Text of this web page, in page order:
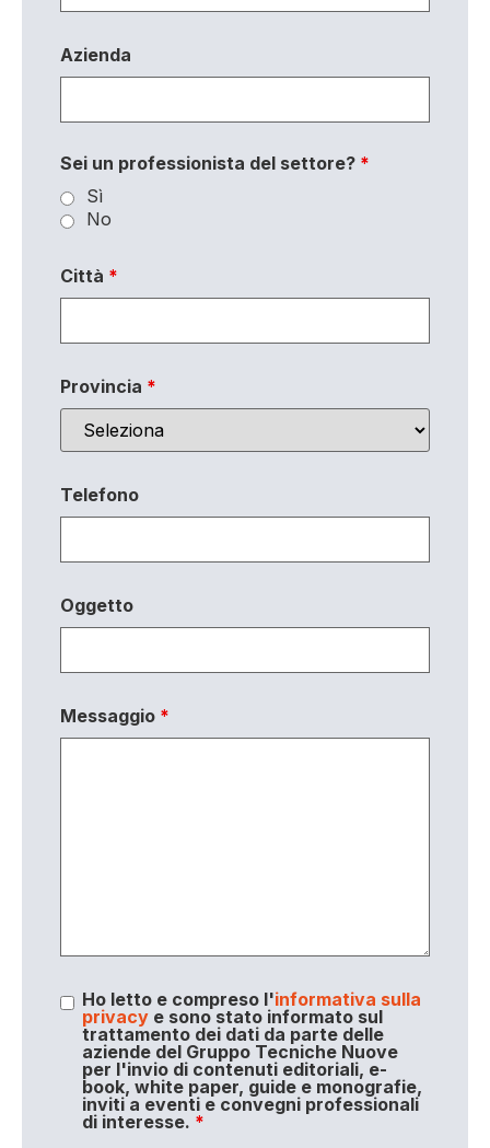
Azienda
Sei un professionista del settore? *
Sì
No
Città *
Provincia *
Telefono
Oggetto
Messaggio *
Ho letto e compreso l'informativa sulla
privacye sono stato informato sul
trattamento dei dati da parte delle
aziende del Gruppo Tecniche Nuove
per l'invio di contenuti editoriali, e-
book, white paper, guide e monografie,
inviti a eventi e convegni professionali
di interesse. *